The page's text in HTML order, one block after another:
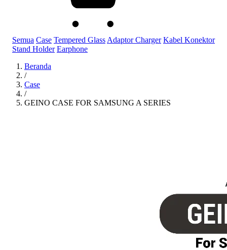
Semua Case Tempered Glass Adaptor Charger Kabel Konektor
Stand Holder Earphone
Beranda
/
Case
/
GEINO CASE FOR SAMSUNG A SERIES